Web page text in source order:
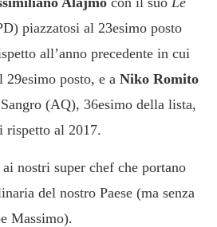
piazzatosi al 23esimo posto
all’anno precedente in cui
29esimo posto, e a Niko Romito
(AQ), 36esimo della lista,
rispetto al 2017.
nostri super chef che portano
del nostro Paese (ma senza
Massimo).